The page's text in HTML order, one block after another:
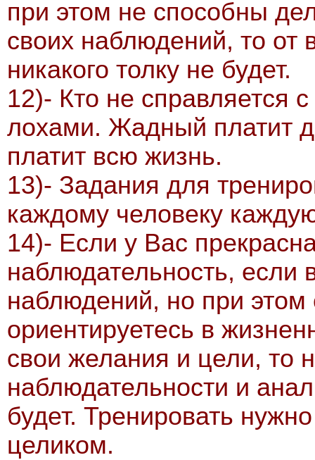
при этом не способны
своих наблюдений, то от
никакого толку не будет.
12)- Кто не справляется
лохами. Жадный платит
платит всю жизнь.
13)- Задания для
каждому человеку
14)- Если у Вас
наблюдательность, если
наблюдений, но при
ориентируетесь в
свои желания и цели, то
наблюдательности и
будет. Тренировать
целиком.